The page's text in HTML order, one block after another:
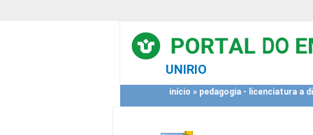
UNIRIO
início » pedagogia - licenciatura a